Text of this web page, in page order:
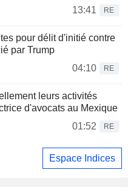
13:41
RE
pour délit d'initié contre
par Trump
04:10
RE
leurs activités
d'avocats au Mexique
01:52
RE
Espace Indices